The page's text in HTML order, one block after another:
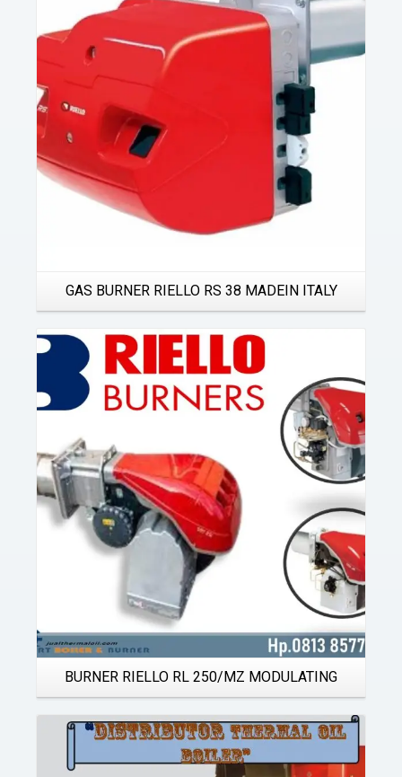
Details
GAS BURNER RIELLO RS 38 MADEIN ITALY
Details
BURNER RIELLO RL 250/MZ MODULATING